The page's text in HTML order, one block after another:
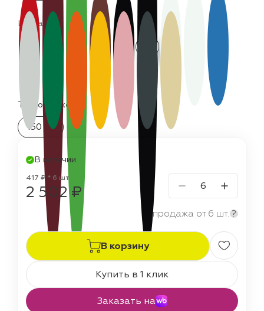
Цвета:
Термостойкость:
150 °C
В наличии
417 ₽ * 6 шт
2 502 ₽
продажа от 6 шт. ?
В корзину
Купить в 1 клик
Заказать на